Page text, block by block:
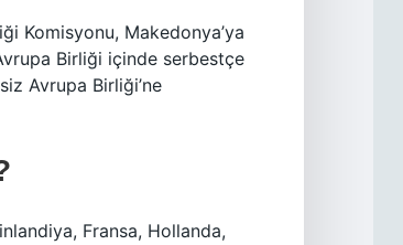
Komisyonu, Makedonya’ya
Birliği içinde serbestçe
Avrupa Birliği’ne
Fransa, Hollanda,